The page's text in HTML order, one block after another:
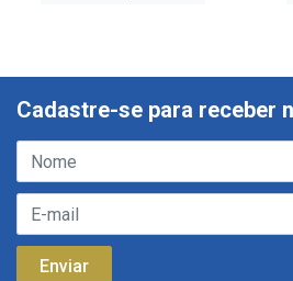
Cadastre-se para receber